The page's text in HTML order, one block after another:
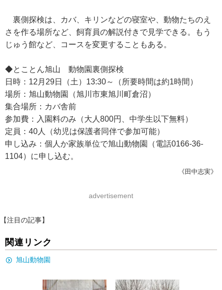
裏側探検は、カバ、キリンなどの寝室や、動物たちのえ
さを作る場所など、飼育員の解説付きで見学できる。もう
じゅう館など、コースを変更することもある。
◆とことん旭山 動物園裏側探検
日時：12月29日（土）13:30～（所要時間は約1時間）
場所：旭山動物園（旭川市東旭川町倉沼）
集合場所：カバ舎前
参加費：入園料のみ（大人800円、中学生以下無料）
定員：40人（幼児は保護者同伴で参加可能）
申し込み：個人か家族単位で旭山動物園（電話0166-36-
1104）に申し込む。
《田中志実》
advertisement
【注目の記事】
関連リンク
旭山動物園